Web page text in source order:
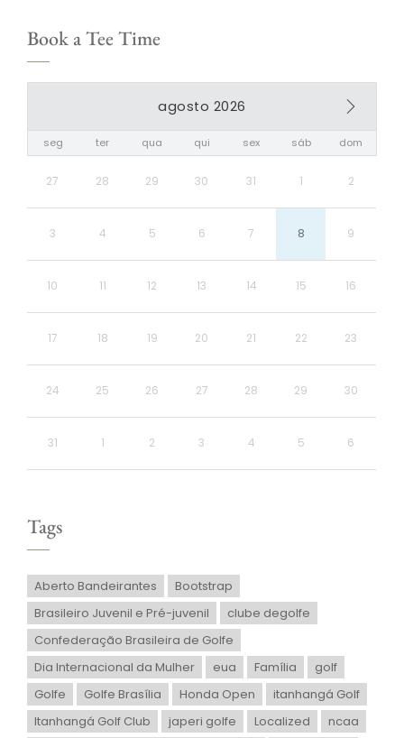
Book a Tee Time
agosto 2026
seg ter qua qui sex sáb dom
27 28 29 30 31 1 2
3 4 5 6 7 8 9
10 11 12 13 14 15 16
17 18 19 20 21 22 23
24 25 26 27 28 29 30
31 1 2 3 4 5 6
Tags
Aberto Bandeirantes
Bootstrap
Brasileiro Juvenil e Pré-juvenil
clube degolfe
Confederação Brasileira de Golfe
Dia Internacional da Mulher
eua Família
golf
Golfe
Golfe Brasília Honda Open
itanhangá Golf
Itanhangá Golf Club
japeri golfe Localized
ncaa